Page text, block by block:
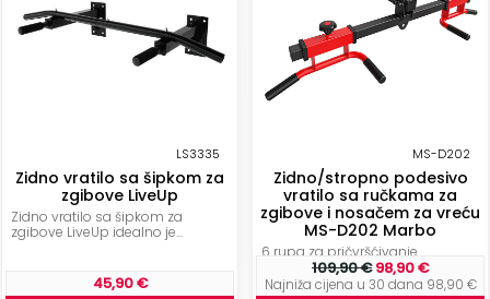
LS3335
Zidno vratilo sa šipkom za
zgibove LiveUp
Zidno vratilo sa šipkom za
zgibove LiveUp idealno je...
45,90 €
MS-D202
Zidno/stropno podesivo
vratilo sa ručkama za
zgibove i nosačem za vreću
MS-D202 Marbo
6 rupa za pričvršćivanje
promjera 11 mm omogućit će
vam sigurno...
109,90 €98,90 €
Najniža cijena u 30 dana 98,90 €